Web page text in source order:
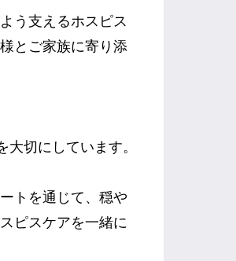
う支えるホスピス
とご家族に寄り添
切にしています。
トを通じて、穏や
ピスケアを一緒に